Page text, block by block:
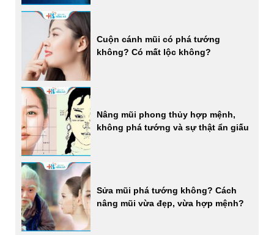
Cuộn cánh mũi có phá tướng
không? Có mất lộc không?
Nâng mũi phong thủy hợp mệnh,
không phá tướng và sự thật ẩn giấu
Sửa mũi phá tướng không? Cách
nâng mũi vừa đẹp, vừa hợp mệnh?